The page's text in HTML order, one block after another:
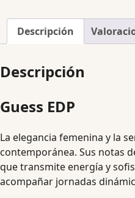
Descripción
Descripción
Guess EDP
La elegancia femenina y la
contemporánea. Sus notas
que transmite energía y
acompañar jornadas